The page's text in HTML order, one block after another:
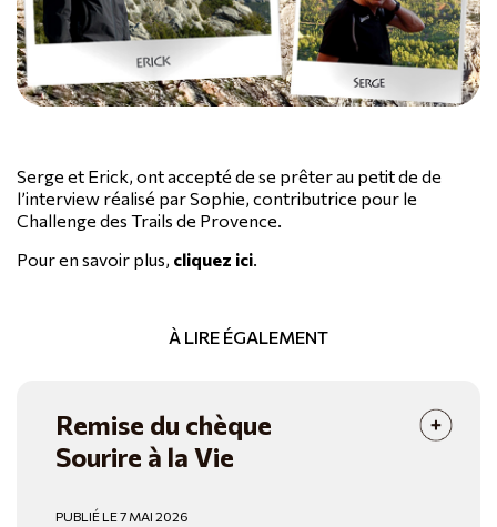
Serge et Erick, ont accepté de se prêter au petit de de
l’interview réalisé par Sophie, contributrice pour le
Challenge des Trails de Provence.
Pour en savoir plus, cliquez ici
À LIRE ÉGALEMENT
Remise du chèque
Sourire à la Vie
PUBLIÉ LE 7 MAI 2026